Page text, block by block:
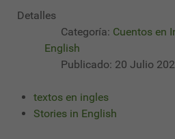
Detalles
Categoría: Cuentos en
English
Publicado: 20 Julio
textos en ingles
Stories in English